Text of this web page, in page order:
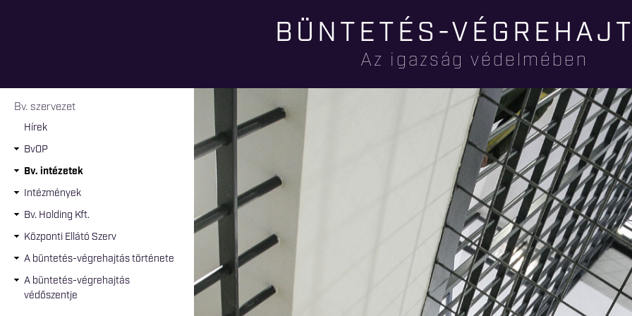
tartalomra
BÜNTETÉS-
Az igazság védelmében
Jelenlegi hely
Bv. szervezet
Hírek
BvOP
Bv. intézetek
Intézmények
Bv. Holding Kft.
Központi Ellátó Szerv
A büntetés-végrehajtás története
A büntetés-végrehajtás
védőszentje